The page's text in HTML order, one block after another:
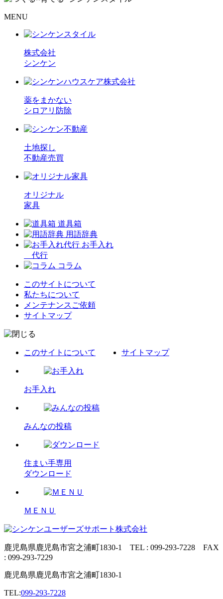
MENU
株式会社
シンケン
薬をまかない
シロアリ防除
土地探し
不動産売買
オリジナル
家具
道具箱
用語辞典
お手入れ
代行
コラム
このサイトについて
私たちについて
メンテナンスご依頼
サイトマップ
このサイトについて サイトマップ
お手入れ
みんなの投稿
住まい手専用
ダウンロード
ＭＥＮＵ
鹿児島県鹿児島市宮之浦町1830-1 TEL : 099-293-7228 FAX
: 099-293-7229
鹿児島県鹿児島市宮之浦町1830-1
TEL:099-293-7228